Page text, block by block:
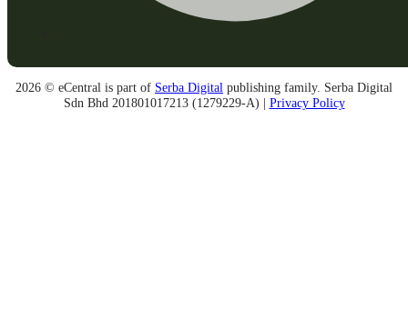
2026 © eCentral is part of Serba Digital publishing family. Serba Digital
Sdn Bhd 201801017213 (1279229-A) | Privacy Policy